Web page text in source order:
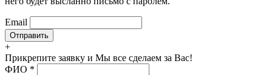
Email
+
Прикрепите заявку и Мы все сделаем за Вас!
ФИО *